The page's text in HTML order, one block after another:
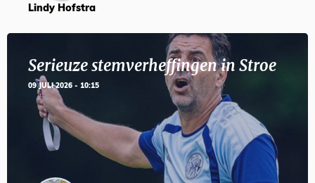
Lindy Hofstra
Serieuze stemverheffingen in Stroe
09 JULI 2026 - 10:15